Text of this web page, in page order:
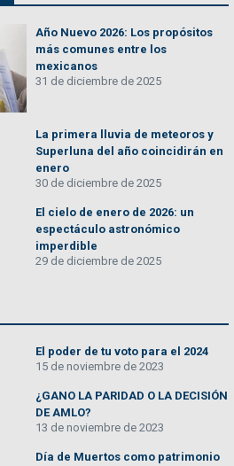
Año Nuevo 2026: Los propósitos
más comunes entre los
mexicanos
31 de diciembre de 2025
La primera lluvia de meteoros y
Superluna del año coincidirán en
enero
30 de diciembre de 2025
El cielo de enero de 2026: un
espectáculo astronómico
imperdible
29 de diciembre de 2025
El poder de tu voto para el 2024
15 de noviembre de 2023
¿GANO LA PARIDAD O LA DECISIÓN
DE AMLO?
13 de noviembre de 2023
Día de Muertos como patrimonio